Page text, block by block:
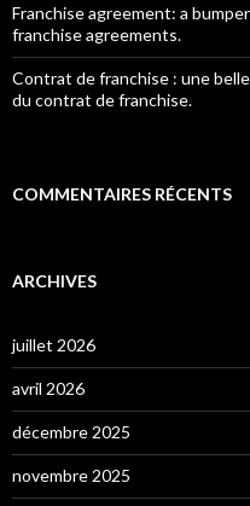
Franchise agreement: a
franchise agreements.
Contrat de franchise : une
du contrat de franchise.
COMMENTAIRES RÉCENTS
ARCHIVES
juillet 2026
avril 2026
décembre 2025
novembre 2025